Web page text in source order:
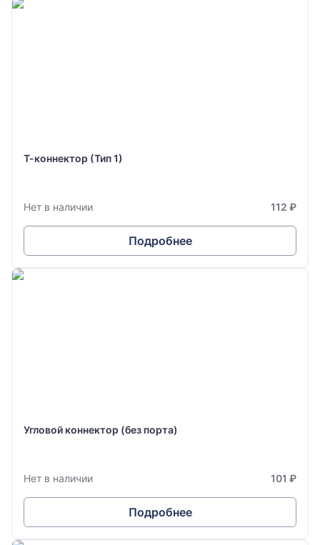
Т-коннектор (Тип 1)
Нет в наличии 112 ₽
Подробнее
Угловой коннектор (без порта)
Нет в наличии 101 ₽
Подробнее